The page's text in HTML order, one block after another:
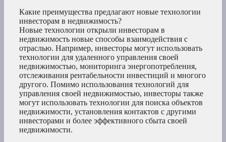
Какие преимущества предлагают новые технологии
инвесторам в недвижимость?
Новые технологии открыли инвесторам в
недвижимость новые способы взаимодействия с
отраслью. Например, инвесторы могут использовать
технологии для удаленного управления своей
недвижимостью, мониторинга энергопотребления,
отслеживания рентабельности инвестиций и многого
другого. Помимо использования технологий для
управления своей недвижимостью, инвесторы также
могут использовать технологии для поиска объектов
недвижимости, установления контактов с другими
инвесторами и более эффективного сбыта своей
недвижимости.